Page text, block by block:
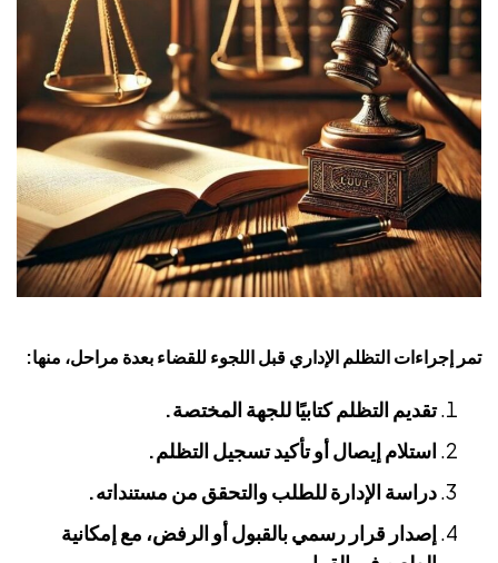
تمر إجراءات التظلم الإداري قبل اللجوء للقضاء بعدة مراحل، منها:
تقديم التظلم كتابيًا للجهة المختصة.
استلام إيصال أو تأكيد تسجيل التظلم.
دراسة الإدارة للطلب والتحقق من مستنداته.
إصدار قرار رسمي بالقبول أو الرفض، مع إمكانية